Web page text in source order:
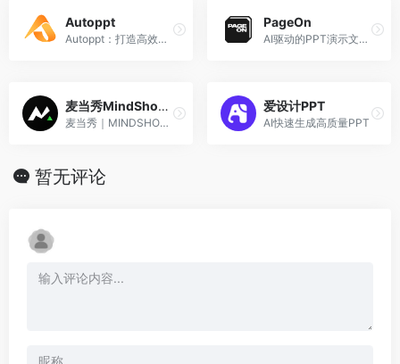
Autoppt
Autoppt：打造高效与精美PPT的AI工具
PageOn
AI驱动的PPT演示文稿创作工具
麦当秀MindShow AiPPT
麦当秀｜MINDSHOW是一款百万用户正在使用的三分钟生成一份PPT的AI应用系统。它利用引领前沿的人工智能技术，能够自动完成演示内容的设计。
爱设计PPT
AI快速生成高质量PPT
暂无评论